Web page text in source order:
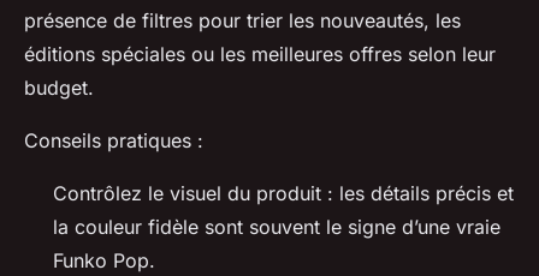
présence de filtres pour trier les nouveautés, les
éditions spéciales ou les meilleures offres selon leur
budget.
Conseils pratiques :
Contrôlez le visuel du produit : les détails précis et
la couleur fidèle sont souvent le signe d’une vraie
Funko Pop.